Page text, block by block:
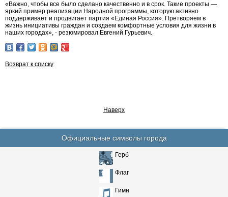
«Важно, чтобы все было сделано качественно и в срок. Такие проекты —
яркий пример реализации Народной программы, которую активно
поддерживает и продвигает партия «Единая Россия». Претворяем в
жизнь инициативы граждан и создаем комфортные условия для жизни в
наших городах», - резюмировал Евгений Гурьевич.
Возврат к списку
Наверх
Официальные символы города
Герб
Флаг
Гимн